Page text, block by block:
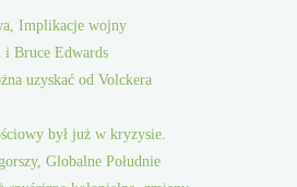
Implikacje wojny
Bruce Edwards
uzyskać od Volckera
był już w kryzysie.
Globalne Południe